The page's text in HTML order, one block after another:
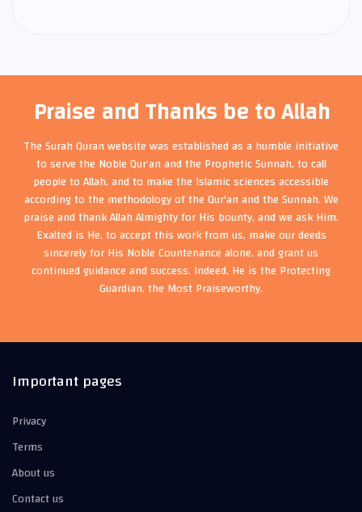
Praise and Thanks be to Allah
The Surah Quran website was established as a humble initiative
to serve the Noble Qur'an and the Prophetic Sunnah, to call
people to Allah, and to make the Islamic sciences accessible
according to the methodology of the Qur'an and the Sunnah. We
praise and thank Allah Almighty for His bounty, and we ask Him,
Exalted is He, to accept this work from us, make our deeds
sincerely for His Noble Countenance alone, and grant us
continued guidance and success. Indeed, He is the Protecting
Guardian, the Most Praiseworthy.
Important pages
Privacy
Terms
About us
Contact us